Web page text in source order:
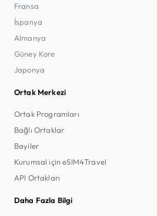
Fransa
İspanya
Almanya
Güney Kore
Japonya
Ortak Merkezi
Ortak Programları
Bağlı Ortaklar
Bayiler
Kurumsal için eSIM4Travel
API Ortakları
Daha Fazla Bilgi